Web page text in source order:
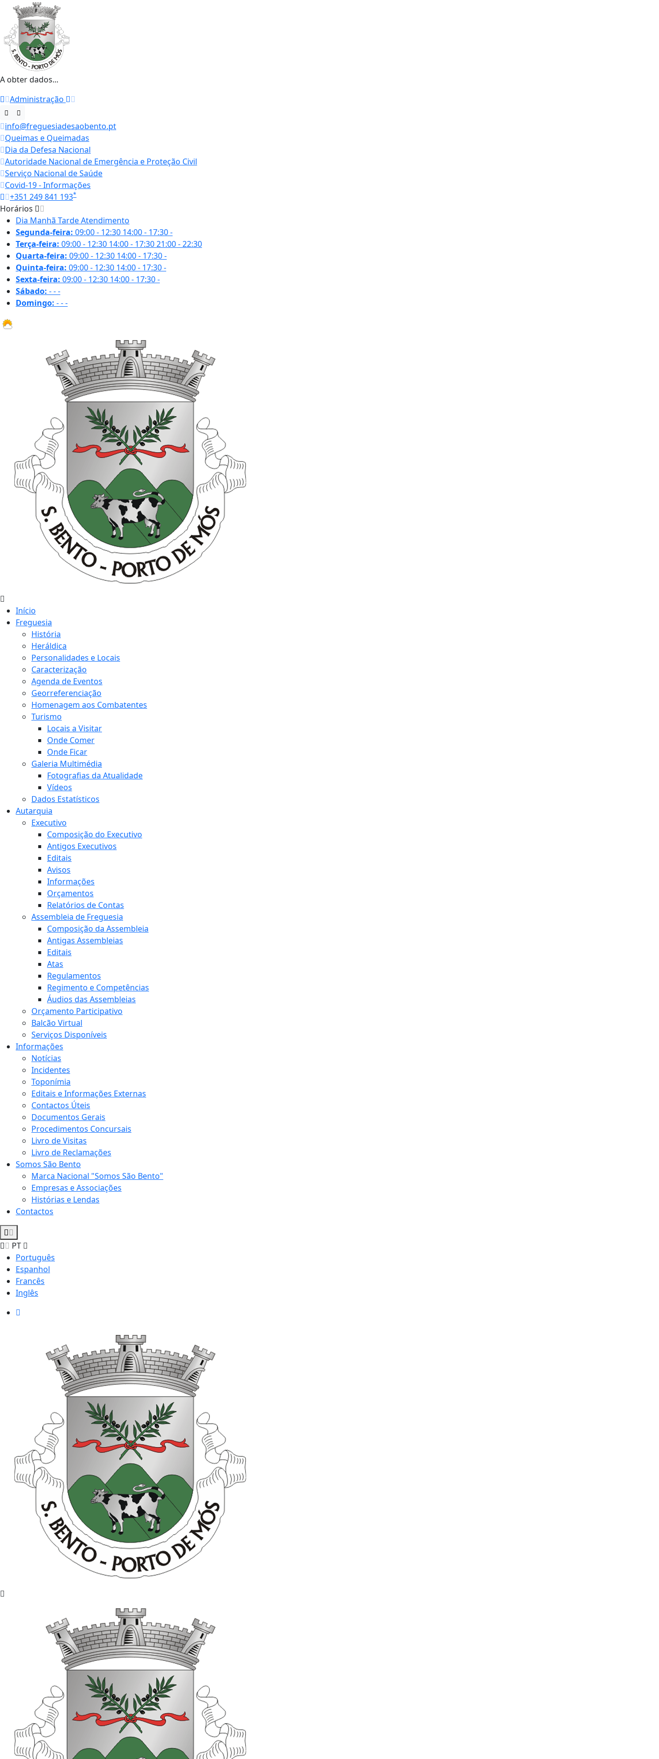
A obter dados...
Administração
info@freguesiadesaobento.pt
Queimas e Queimadas
Dia da Defesa Nacional
Autoridade Nacional de Emergência e Proteção Civil
Serviço Nacional de Saúde
Covid-19 - Informações
+351 249 841 193*
Horários
Dia Manhã TardeAtendimento
Segunda-feira: 09:00 - 12:30 14:00 - 17:30-
Terça-feira: 09:00 - 12:30 14:00 - 17:3021:00 - 22:30
Quarta-feira: 09:00 - 12:30 14:00 - 17:30-
Quinta-feira: 09:00 - 12:30 14:00 - 17:30-
Sexta-feira: 09:00 - 12:30 14:00 - 17:30-
Sábado: ---
Domingo: ---
Início
Freguesia
História
Heráldica
Personalidades e Locais
Caracterização
Agenda de Eventos
Georreferenciação
Homenagem aos Combatentes
Turismo
Locais a Visitar
Onde Comer
Onde Ficar
Galeria Multimédia
Fotografias da Atualidade
Vídeos
Dados Estatísticos
Autarquia
Executivo
Composição do Executivo
Antigos Executivos
Editais
Avisos
Informações
Orçamentos
Relatórios de Contas
Assembleia de Freguesia
Composição da Assembleia
Antigas Assembleias
Editais
Atas
Regulamentos
Regimento e Competências
Áudios das Assembleias
Orçamento Participativo
Balcão Virtual
Serviços Disponíveis
Informações
Notícias
Incidentes
Toponímia
Editais e Informações Externas
Contactos Úteis
Documentos Gerais
Procedimentos Concursais
Livro de Visitas
Livro de Reclamações
Somos São Bento
Marca Nacional "Somos São Bento"
Empresas e Associações
Histórias e Lendas
Contactos
PT
Português
Espanhol
Francês
Inglês